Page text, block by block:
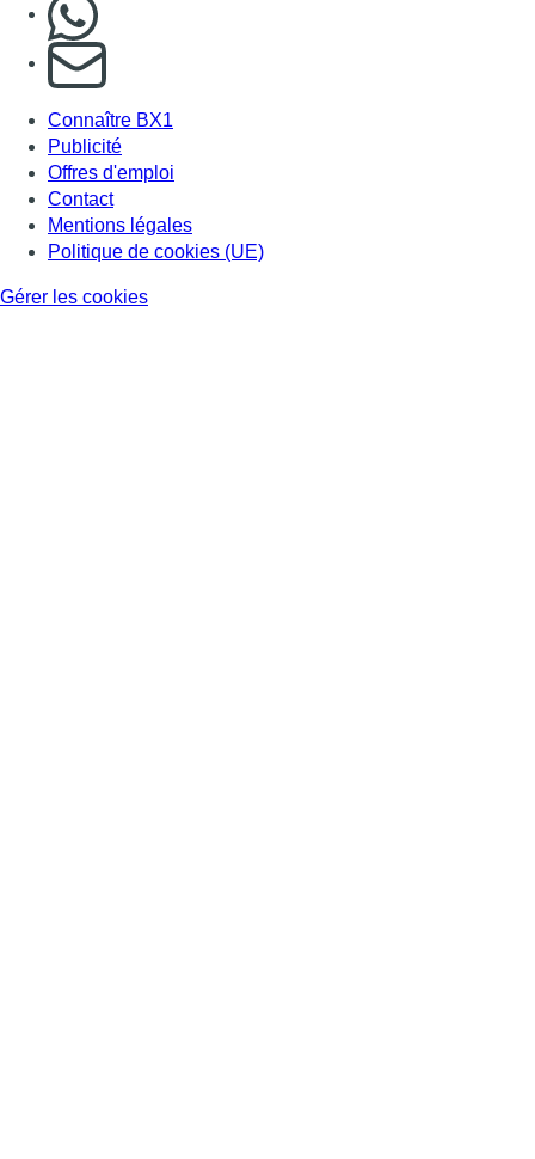
S'abonner à notre newsletter
Connaître BX1
Publicité
Offres d'emploi
Contact
Mentions légales
Politique de cookies (UE)
Gérer les cookies